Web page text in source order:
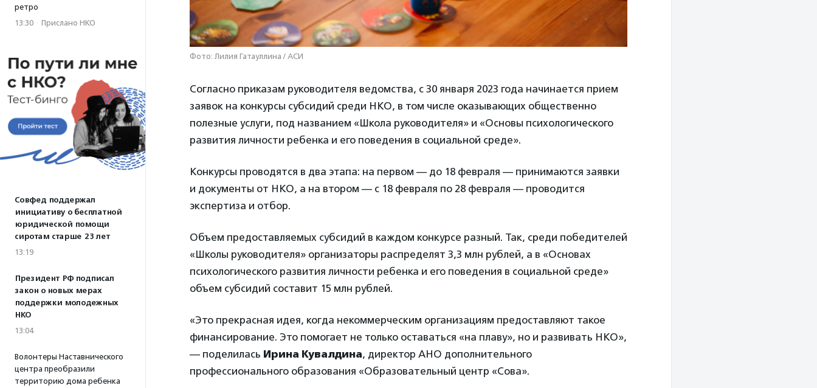
ретро
13:30 · Прислано НКО
Совфед поддержал
инициативу о бесплатной
юридической помощи
сиротам старше 23 лет
13:19
Президент РФ подписал
закон о новых мерах
поддержки молодежных
НКО
13:04
Волонтеры Наставнического
центра преобразили
территорию дома ребенка
Фото: Лилия Гатауллина / АСИ
Согласно приказам руководителя ведомства, с 30 января 2023 года начинается прием
заявок на конкурсы субсидий среди НКО, в том числе оказывающих общественно
полезные услуги, под названием «Школа руководителя» и «Основы психологического
развития личности ребенка и его поведения в социальной среде».
Конкурсы проводятся в два этапа: на первом — до 18 февраля — принимаются заявки
и документы от НКО, а на втором — с 18 февраля по 28 февраля — проводится
экспертиза и отбор.
Объем предоставляемых субсидий в каждом конкурсе разный. Так, среди победителей
«Школы руководителя» организаторы распределят 3,3 млн рублей, а в «Основах
психологического развития личности ребенка и его поведения в социальной среде»
объем субсидий составит 15 млн рублей.
«Это прекрасная идея, когда некоммерческим организациям предоставляют такое
финансирование. Это помогает не только оставаться «на плаву», но и развивать НКО»,
— поделилась Ирина Кувалдина, директор АНО дополнительного
профессионального образования «Образовательный центр «Сова».